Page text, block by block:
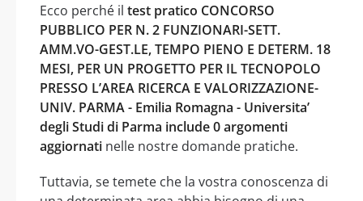
Ecco perché il test pratico CONCORSO
PUBBLICO PER N. 2 FUNZIONARI-SETT.
AMM.VO-GEST.LE, TEMPO PIENO E DETERM. 18
MESI, PER UN PROGETTO PER IL TECNOPOLO
PRESSO L’AREA RICERCA E VALORIZZAZIONE-
UNIV. PARMA - Emilia Romagna - Universita’
degli Studi di Parma include 0 argomenti
aggiornati nelle nostre domande pratiche.
Tuttavia, se temete che la vostra conoscenza di